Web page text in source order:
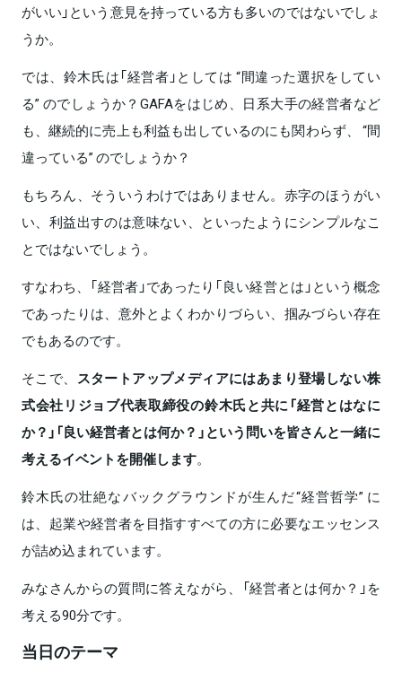
がいい」という意見を持っている方も多いのではないでしょ
うか。
では、鈴木氏は「経営者」としては “間違った選択をしてい
る” のでしょうか？GAFAをはじめ、日系大手の経営者など
も、継続的に売上も利益も出しているのにも関わらず、 “間
違っている” のでしょうか？
もちろん、そういうわけではありません。赤字のほうがい
い、利益出すのは意味ない、といったようにシンプルなこ
とではないでしょう。
すなわち、「経営者」であったり「良い経営とは」という概念
であったりは、意外とよくわかりづらい、掴みづらい存在
でもあるのです。
そこで、 スタートアップメディアにはあまり登場しない株
式会社リジョブ代表取締役の鈴木氏と共に「経営とはなに
か？」「良い経営者とは何か？」という問いを皆さんと一緒に
考えるイベントを開催します。
鈴木氏の壮絶なバックグラウンドが生んだ“経営哲学” に
は、起業や経営者を目指すすべての方に必要なエッセンス
が詰め込まれています。
みなさんからの質問に答えながら、「経営者とは何か？」を
考える90分です。
当日のテーマ